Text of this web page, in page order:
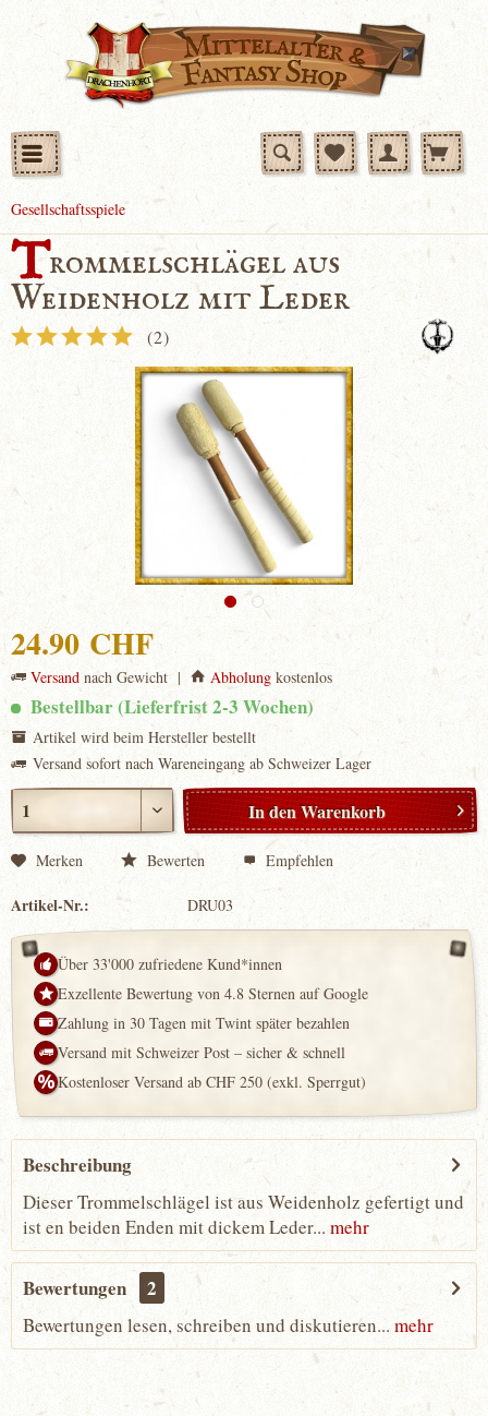
Gesellschaftsspiele
Trommelschlägel aus
Weidenholz mit Leder
(2)
24.90 CHF
Versandnach Gewicht | Abholungkostenlos
Bestellbar (Lieferfrist 2-3 Wochen)
Artikel wird beim Hersteller bestellt
Versand sofort nach Wareneingang ab Schweizer Lager
In denWarenkorb
Merken Bewerten Empfehlen
Artikel-Nr.: DRU03
Über 33'000 zufriedene Kund*innen
Exzellente Bewertung von 4.8 Sternen auf Google
Zahlung in 30 Tagen mit Twint später bezahlen
Versand mit Schweizer Post – sicher & schnell
Kostenloser Versand ab CHF 250 (exkl. Sperrgut)
Beschreibung
Dieser Trommelschlägel ist aus Weidenholz gefertigt und
ist en beiden Enden mit dickem Leder...mehr
Bewertungen 2
Bewertungen lesen, schreiben und diskutieren... mehr